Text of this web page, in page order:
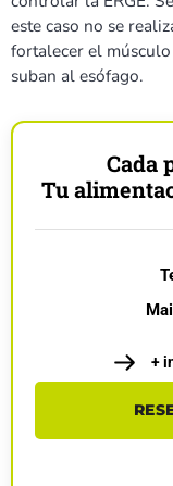
este caso no se
fortalecer el
suban al esófago.
Cada
Tu
+